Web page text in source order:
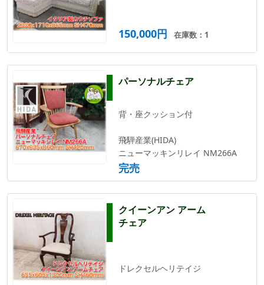
150,000円 在庫数：1
パーソナルチェア
背・座クッション付
飛騨産業(HIDA)
ニューマッキンリレイ NM266A
完売
クイーンアン アーム
チェア
ドレクセルヘリテイジ